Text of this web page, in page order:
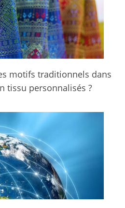
motifs traditionnels dans
tissu personnalisés ?